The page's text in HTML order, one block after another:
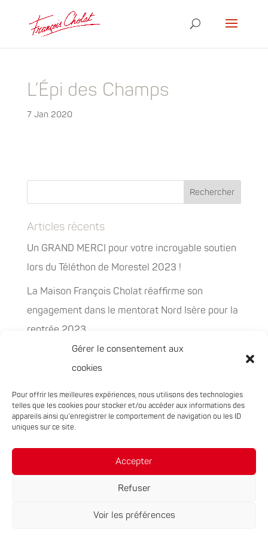
Gérer le consentement aux
cookies
Pour offrir les meilleures expériences, nous utilisons des technologies
telles que les cookies pour stocker et/ou accéder aux informations des
appareils ainsi qu'enregistrer le comportement de navigation ou les ID
uniques sur ce site.
Accepter
Refuser
Voir les préférences
L’Épi des Champs
7 Jan 2020
Articles récents
Un GRAND MERCI pour votre incroyable soutien
lors du Téléthon de Morestel 2023 !
La Maison François Cholat réaffirme son
engagement dans le mentorat Nord Isère pour la
rentrée 2023
La Maison François Cholat accueil et participe à
la préservation des espaces naturels sensibles
PEPITES, la nouvelle filière chanvre en
Auvergne-Rhône-Alpes